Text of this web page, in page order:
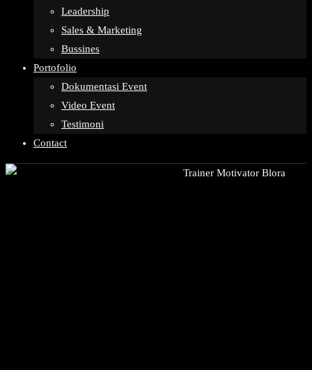
Leadership
Sales & Marketing
Bussines
Portofolio
Dokumentasi Event
Video Event
Testimoni
Contact